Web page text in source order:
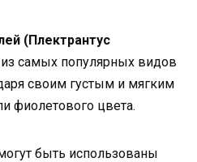
(Плектрантус
самых популярных видов
своим густым и мягким
фиолетового цвета.
быть использованы